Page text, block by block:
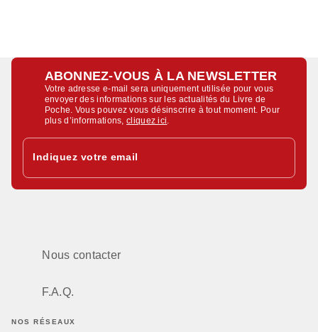
ABONNEZ-VOUS À LA NEWSLETTER
Votre adresse e-mail sera uniquement utilisée pour vous
envoyer des informations sur les actualités du Livre de
Poche. Vous pouvez vous désinscrire à tout moment. Pour
plus d’informations,cliquez ici
Indiquez votre email
Nous contacter
F.A.Q.
NOS RÉSEAUX